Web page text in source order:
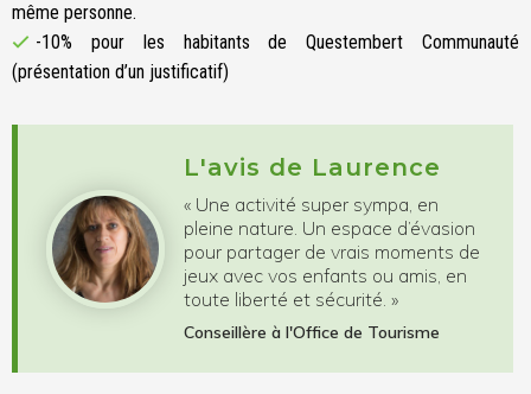
même personne.
-10% pour les habitants de Questembert Communauté
(présentation d’un justificatif)
L'avis de Laurence
« Une activité super sympa, en
pleine nature. Un espace d’évasion
pour partager de vrais moments de
jeux avec vos enfants ou amis, en
toute liberté et sécurité. »
Conseillère à l'Office de Tourisme